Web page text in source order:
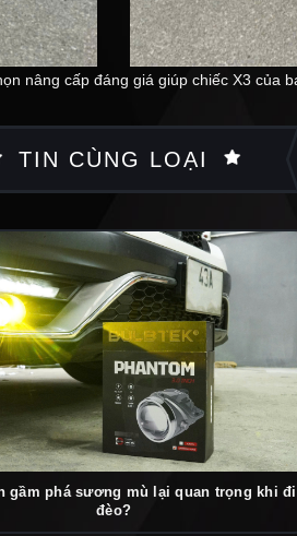
nâng cấp đáng giá giúp chiếc X3 của
TIN CÙNG LOẠI
gầm phá sương mù lại quan trọng khi đi
đèo?